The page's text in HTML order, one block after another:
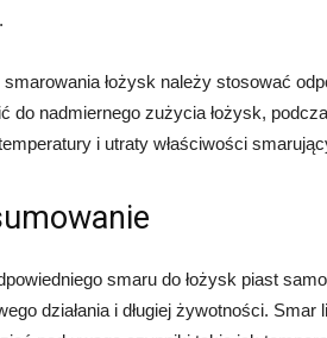
łożysk należy stosować
do nadmiernego zużycia łożysk,
i utraty właściwości
smaru do łożysk piast
działania i długiej żywotności.